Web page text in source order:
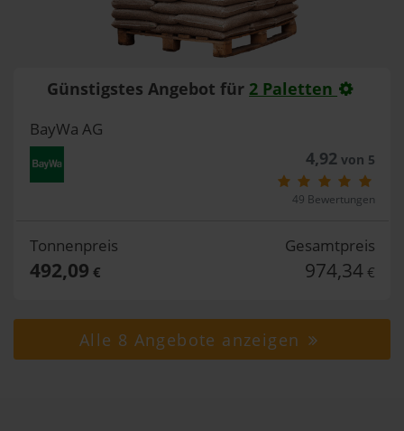
Günstigstes Angebot für 2 Paletten
BayWa AG
4,92von 5
49 Bewertungen
Tonnenpreis
492,09 €
Gesamtpreis
974,34 €
Alle 8 Angebote anzeigen